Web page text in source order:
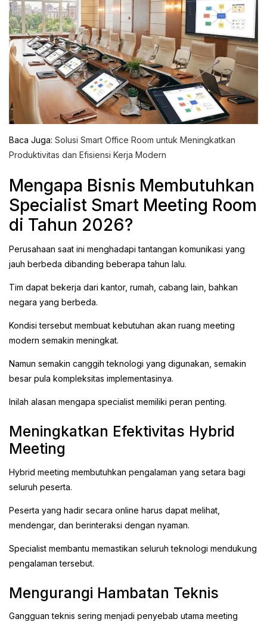
Baca Juga: Solusi Smart Office Room untuk Meningkatkan
Produktivitas dan Efisiensi Kerja Modern
Mengapa Bisnis Membutuhkan
Specialist Smart Meeting Room
di Tahun 2026?
Perusahaan saat ini menghadapi tantangan komunikasi yang
jauh berbeda dibanding beberapa tahun lalu.
Tim dapat bekerja dari kantor, rumah, cabang lain, bahkan
negara yang berbeda.
Kondisi tersebut membuat kebutuhan akan ruang meeting
modern semakin meningkat.
Namun semakin canggih teknologi yang digunakan, semakin
besar pula kompleksitas implementasinya.
Inilah alasan mengapa specialist memiliki peran penting.
Meningkatkan Efektivitas Hybrid
Meeting
Hybrid meeting membutuhkan pengalaman yang setara bagi
seluruh peserta.
Peserta yang hadir secara online harus dapat melihat,
mendengar, dan berinteraksi dengan nyaman.
Specialist membantu memastikan seluruh teknologi mendukung
pengalaman tersebut.
Mengurangi Hambatan Teknis
Gangguan teknis sering menjadi penyebab utama meeting